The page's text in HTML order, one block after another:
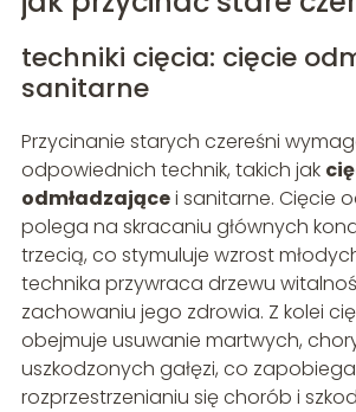
techniki cięcia: cięcie
sanitarne
Przycinanie starych czereśni
odpowiednich technik, takich jak
odmładzającei sanitarne. Cięcie
polega na skracaniu głównych
trzecią, co stymuluje wzrost
technika przywraca drzewu
zachowaniu jego zdrowia. Z kolei
obejmuje usuwanie martwych,
uszkodzonych gałęzi, co zapobiega
rozprzestrzenianiu się chorób i